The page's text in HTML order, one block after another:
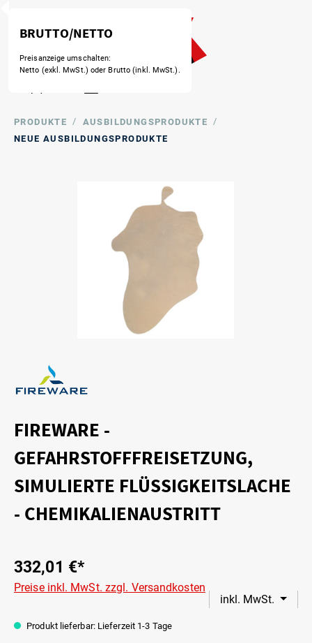
PRODUKTE / AUSBILDUNGSPRODUKTE
/
NEUE AUSBILDUNGSPRODUKTE
FIREWARE -
GEFAHRSTOFFFREISETZUNG,
SIMULIERTE FLÜSSIGKEITSLACHE
- CHEMIKALIENAUSTRITT
332,01 €*
inkl. MwSt.
Preise inkl. MwSt. zzgl. Versandkosten
Produkt lieferbar: Lieferzeit 1-3 Tage
BRUTTO/NETTO
Preisanzeige umschalten:
Netto (exkl. MwSt.) oder Brutto (inkl. MwSt.).